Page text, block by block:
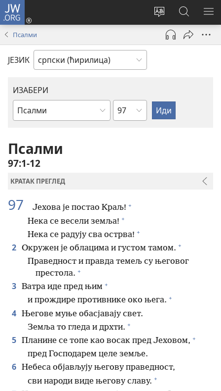
JW.ORG
Промени
језик
сајта
Пријава
(отвара
прозор)
Претрага
сајта
JW.ORG
Псалми
ЈЕЗИК
ИЗАБЕРИ
Библијска
Поглавље
Псалми
97:1-12
КРАТАК ПРЕГЛЕД
97 Јехова је постао Краљ! +
Нека се весели земља! +
Нека се радују сва острва! +
2 Окружен је облацима и густом тамом. +
Праведност и правда темељ су његовог
престола. +
3 Ватра иде пред њим +
и прождире противнике око њега. +
4 Његове муње обасјавају свет.
Земља то гледа и дрхти. +
5 Планине се топе као восак пред Јеховом, +
пред Господарем целе земље.
6 Небеса објављују његову праведност,
сви народи виде његову славу. +